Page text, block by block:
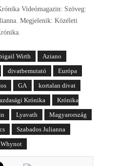
Videómagazin: Szöveg:
Megjelenik: Közéleti
Wirth
Aziano
divatbemutató
Európa
GA
kortalan divat
Krónika
Krónika
Lyavath
Magyarország
Szabados Julianna
Whynot